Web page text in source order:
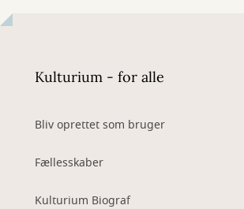
Kulturium - for alle
Bliv oprettet som bruger
Fællesskaber
Kulturium Biograf